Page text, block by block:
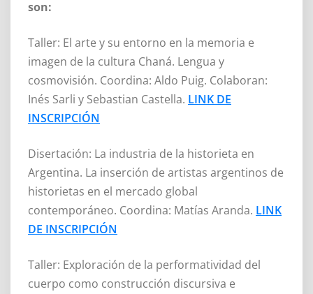
son:
Taller: El arte y su entorno en la memoria e
imagen de la cultura Chaná. Lengua y
cosmovisión. Coordina: Aldo Puig. Colaboran:
Inés Sarli y Sebastian Castella. LINK DE
INSCRIPCIÓN
Disertación: La industria de la historieta en
Argentina. La inserción de artistas argentinos de
historietas en el mercado global
contemporáneo. Coordina: Matías Aranda. LINK
DE INSCRIPCIÓN
Taller: Exploración de la performatividad del
cuerpo como construcción discursiva e